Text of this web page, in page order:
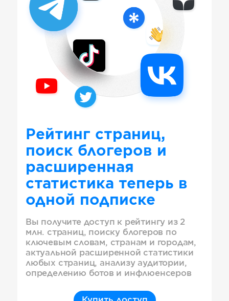
Рейтинг страниц,
поиск блогеров и
расширенная
статистика теперь в
одной подписке
Вы получите доступ к рейтингу из 2
млн. страниц, поиску блогеров по
ключевым словам, странам и городам,
актуальной расширенной статистики
любых страниц, анализу аудитории,
определению ботов и инфлюенсеров